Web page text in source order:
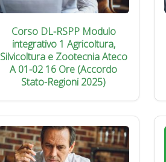
Corso DL-RSPP Modulo
integrativo 1 Agricoltura,
Silvicoltura e Zootecnia Ateco
A 01-02 16 Ore (Accordo
Stato-Regioni 2025)